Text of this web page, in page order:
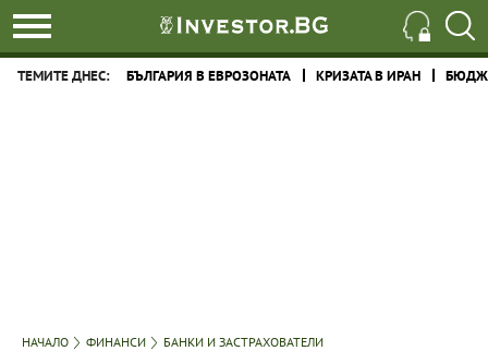
ТЕМИТЕ ДНЕС: БЪЛГАРИЯ В ЕВРОЗОНАТА КРИЗАТА В ИРАН
НАЧАЛО ФИНАНСИ БАНКИ И ЗАСТРАХОВАТЕЛИ